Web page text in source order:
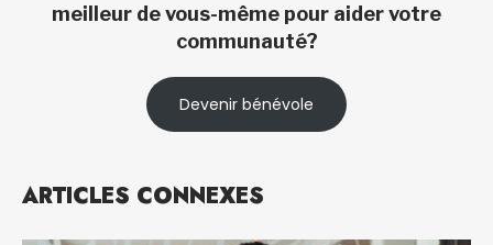
meilleur de vous-même pour aider votre
communauté?
Devenir bénévole
ARTICLES CONNEXES